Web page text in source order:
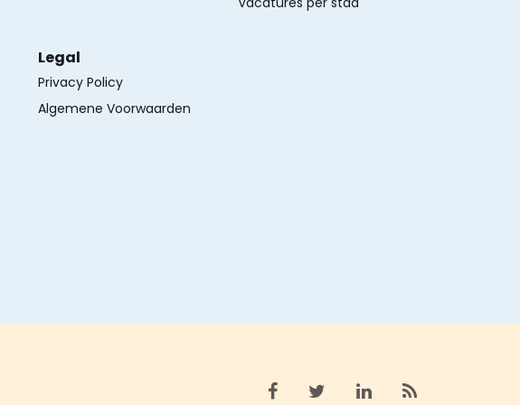
Legal
Privacy Policy
Algemene Voorwaarden
Bekijk facebook
Bekijk X (twitter)
Bekijk linkedin
Bekijk rss